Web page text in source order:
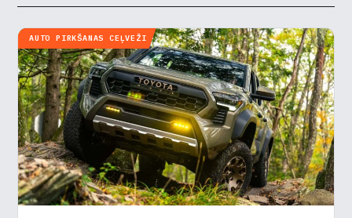
AUTO PIRKŠANAS CEĻVEŽI